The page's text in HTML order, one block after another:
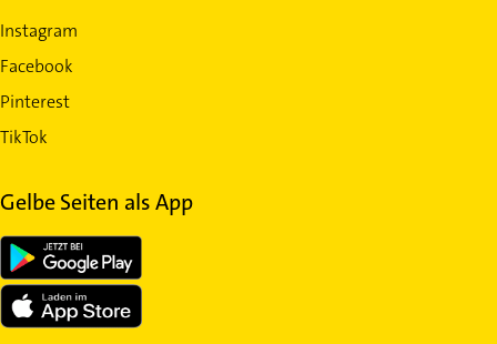
Instagram
Facebook
Pinterest
TikTok
Gelbe Seiten als App